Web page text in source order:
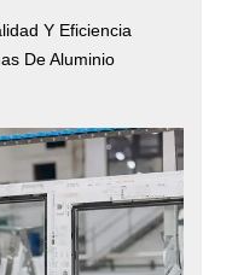
Y Eficiencia
De Aluminio